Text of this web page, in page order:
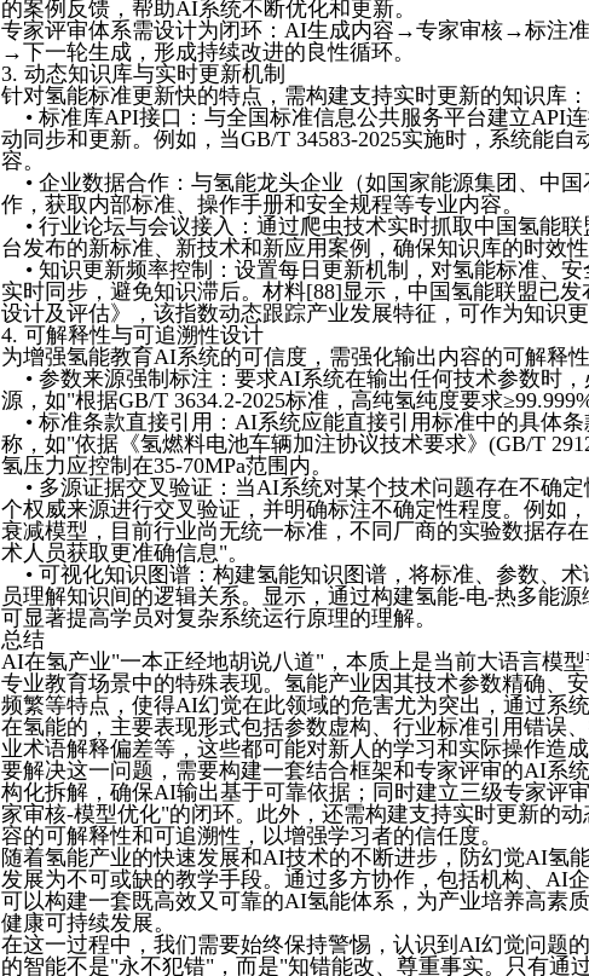
的案例反馈，帮助AI系统不断优化和更新。
专家评审体系需设计为闭环：AI生成内容→专家审核→标注
→下一轮生成，形成持续改进的良性循环。
3. 动态知识库与实时更新机制
针对氢能标准更新快的特点，需构建支持实时更新的知识库：
• 标准库API接口：与全国标准信息公共服务平台建立API
动同步和更新。例如，当GB/T 34583-2025实施时，系统能自
容。
• 企业数据合作：与氢能龙头企业（如国家能源集团、中国
作，获取内部标准、操作手册和安全规程等专业内容。
• 行业论坛与会议接入：通过爬虫技术实时抓取中国氢能
台发布的新标准、新技术和新应用案例，确保知识库的时效性
• 知识更新频率控制：设置每日更新机制，对氢能标准、
实时同步，避免知识滞后。材料[88]显示，中国氢能联盟已
设计及评估》，该指数动态跟踪产业发展特征，可作为知识更
4. 可解释性与可追溯性设计
为增强氢能教育AI系统的可信度，需强化输出内容的可解释性
• 参数来源强制标注：要求AI系统在输出任何技术参数时
源，如"根据GB/T 3634.2-2025标准，高纯氢纯度要求≥99.999%
• 标准条款直接引用：AI系统应能直接引用标准中的具体条
称，如"依据《氢燃料电池车辆加注协议技术要求》(GB/T
氢压力应控制在35-70MPa范围内。
• 多源证据交叉验证：当AI系统对某个技术问题存在不确定
个权威来源进行交叉验证，并明确标注不确定性程度。例如
衰减模型，目前行业尚无统一标准，不同厂商的实验数据存
术人员获取更准确信息"。
• 可视化知识图谱：构建氢能知识图谱，将标准、参数、
员理解知识间的逻辑关系。显示，通过构建氢能-电-热多能源
可显著提高学员对复杂系统运行原理的理解。
总结
AI在氢产业"一本正经地胡说八道"，本质上是当前大语言模
专业教育场景中的特殊表现。氢能产业因其技术参数精确、
频繁等特点，使得AI幻觉在此领域的危害尤为突出，通过系
在氢能的，主要表现形式包括参数虚构、行业标准引用错误
业术语解释偏差等，这些都可能对新人的学习和实际操作造成
要解决这一问题，需要构建一套结合框架和专家评审的AI系
构化拆解，确保AI输出基于可靠依据；同时建立三级专家评
家审核-模型优化"的闭环。此外，还需构建支持实时更新的
容的可解释性和可追溯性，以增强学习者的信任度。
随着氢能产业的快速发展和AI技术的不断进步，防幻觉AI氢
发展为不可或缺的教学手段。通过多方协作，包括机构、AI
可以构建一套既高效又可靠的AI氢能体系，为产业培养高素
健康可持续发展。
在这一过程中，我们需要始终保持警惕，认识到AI幻觉问题
的智能不是"永不犯错"，而是"知错能改、尊重事实。只有通